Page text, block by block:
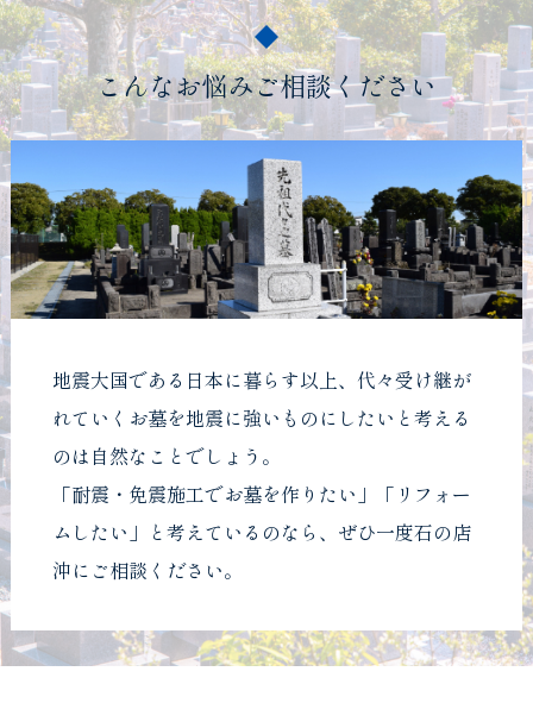
こんなお悩みご相談ください
地震大国である日本に暮らす以上、代々受け継が
れていくお墓を地震に強いものにしたいと考える
のは自然なことでしょう。
「耐震・免震施工でお墓を作りたい」「リフォー
ムしたい」と考えているのなら、ぜひ一度石の店
沖にご相談ください。